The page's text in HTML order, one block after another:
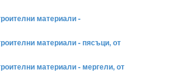
материали -
материали - пясъци, от
материали - мергели, от